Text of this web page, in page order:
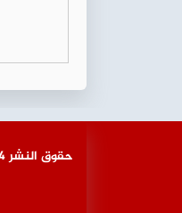
© حقوق النشر 2024، جميع الحقوق محفوظة | أخبار الأردن